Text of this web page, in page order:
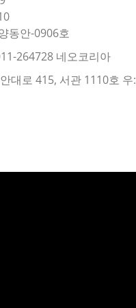
동안-0906호
264728 네오코리아
대로 415, 서관 1110호